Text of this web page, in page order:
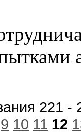
221 -
9 10 11 12